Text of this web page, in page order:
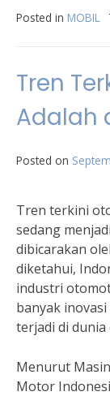
Posted in MOBIL
Tren
Adalah
Posted on
Tren terkini
sedang
dibicarakan
diketahui,
industri
banyak
terjadi di
Menurut
Motor